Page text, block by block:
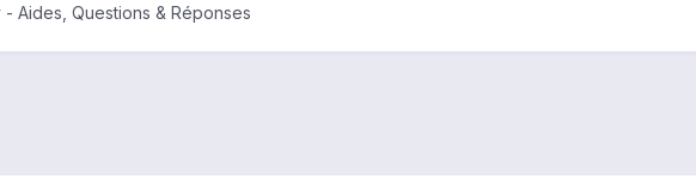
Aides, Questions & Réponses